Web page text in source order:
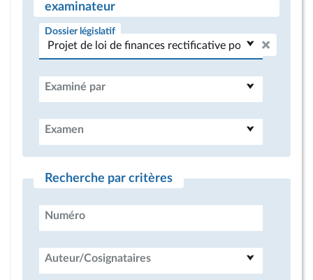
examinateur
Dossier législatif
Examiné par
Examen
Recherche par critères
Numéro
Auteur/Cosignataires